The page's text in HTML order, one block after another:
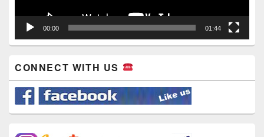
00:00 01:44
CONNECT WITH US